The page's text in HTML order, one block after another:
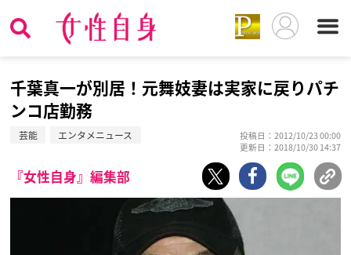
千葉真一が別居！元舞妓妻は実家に戻りパチ
ンコ店勤務
芸能 エンタメニュース
投稿日：2012/10/23 00:00
更新日：2018/10/30 14:37
『女性自身』編集部